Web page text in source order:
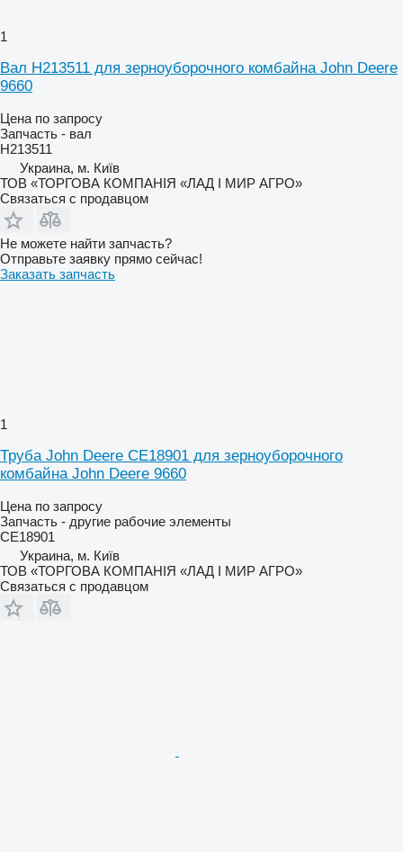
1
Вал H213511 для зерноуборочного комбайна John Deere
9660
Цена по запросу
Запчасть - вал
H213511
Украина, м. Київ
ТОВ «ТОРГОВА КОМПАНІЯ «ЛАД І МИР АГРО»
Связаться с продавцом
Не можете найти запчасть?
Отправьте заявку прямо сейчас!
Заказать запчасть
1
Труба John Deere CE18901 для зерноуборочного
комбайна John Deere 9660
Цена по запросу
Запчасть - другие рабочие элементы
CE18901
Украина, м. Київ
ТОВ «ТОРГОВА КОМПАНІЯ «ЛАД І МИР АГРО»
Связаться с продавцом